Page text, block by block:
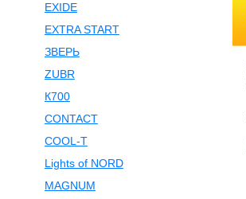
EXIDE
EXTRA START
ЗВЕРЬ
ZUBR
К700
CONTACT
COOL-T
Lights of NORD
MAGNUM